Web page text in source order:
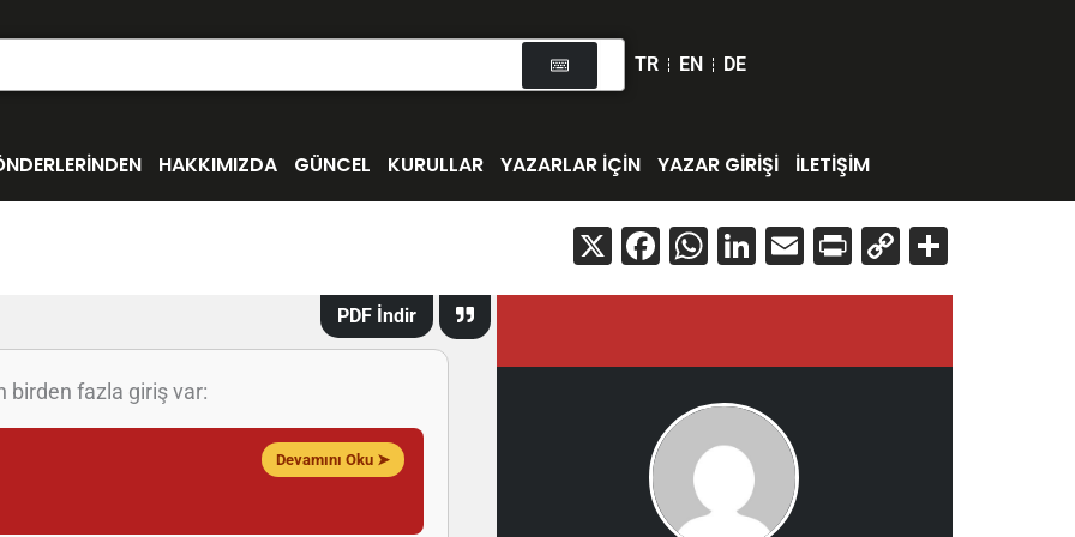
TR EN DE
HAKKIMIZDA GÜNCEL KURULLAR YAZARLAR İÇİN YAZAR GİRİŞİ İLETİŞİM
X Facebook
WhatsApp
LinkedIn
EmailPrintCopy
Link
PDF İndir
birden fazla giriş var:
Devamını Oku ➤